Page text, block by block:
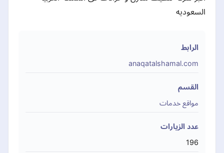
السعوديه
الرابط
anaqatalshamal.com
القسم
مواقع خدمات
عدد الزيارات
196